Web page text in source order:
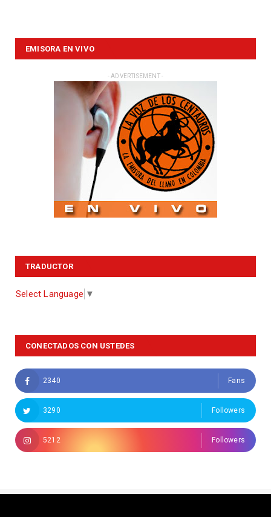
EMISORA EN VIVO
- ADVERTISEMENT -
TRADUCTOR
Select Language ▼
CONECTADOS CON USTEDES
2340 Fans
3290 Followers
5212 Followers